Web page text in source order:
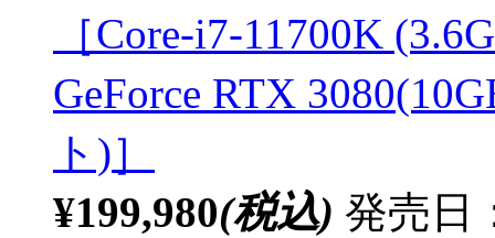
［Core-i7-11700K
GeForce RTX
ト)］
¥199,980(税込) 発売日